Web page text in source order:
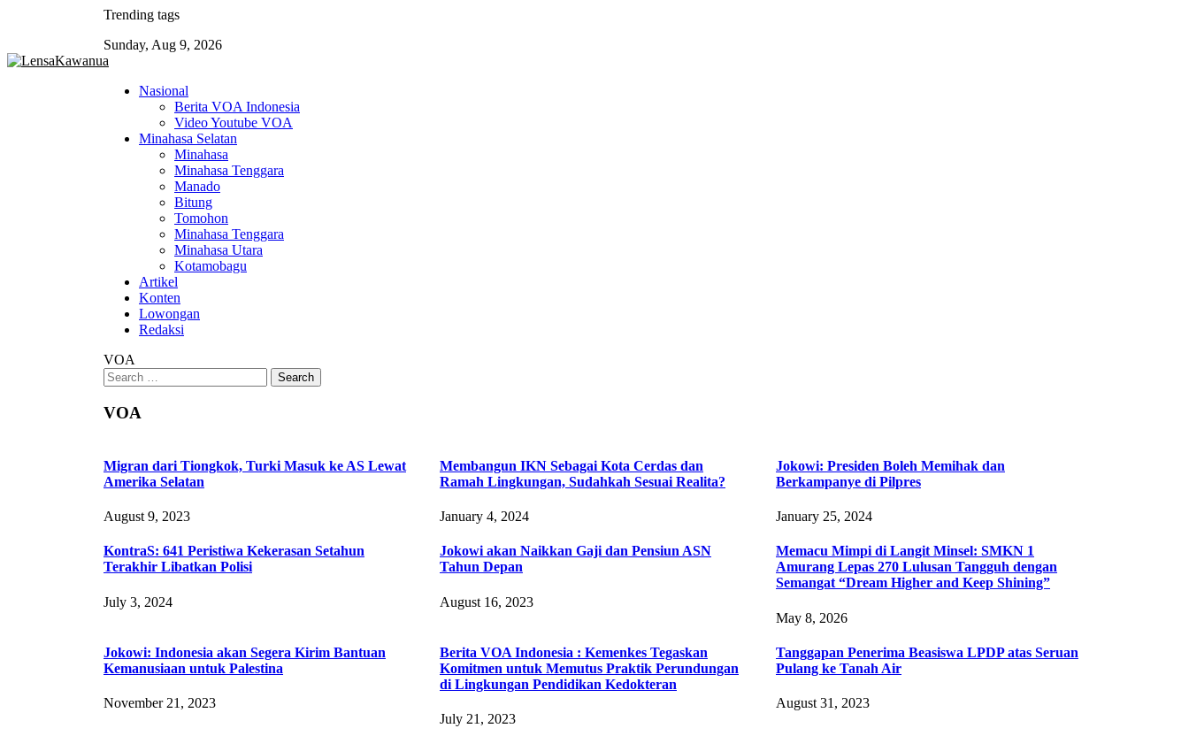
Trending tags
Sunday, Aug 9, 2026
Nasional
Berita VOA Indonesia
Video Youtube VOA
Minahasa Selatan
Minahasa
Minahasa Tenggara
Manado
Bitung
Tomohon
Minahasa Tenggara
Minahasa Utara
Kotamobagu
Artikel
Konten
Lowongan
Redaksi
VOA
Search
for:
VOA
Migran dari Tiongkok, Turki Masuk ke AS Lewat
Amerika Selatan
August 9, 2023
Membangun IKN Sebagai Kota Cerdas dan
Ramah Lingkungan, Sudahkah Sesuai Realita?
January 4, 2024
Jokowi: Presiden Boleh Memihak dan
Berkampanye di Pilpres
January 25, 2024
KontraS: 641 Peristiwa Kekerasan Setahun
Terakhir Libatkan Polisi
July 3, 2024
Jokowi akan Naikkan Gaji dan Pensiun ASN
Tahun Depan
August 16, 2023
Memacu Mimpi di Langit Minsel: SMKN 1
Amurang Lepas 270 Lulusan Tangguh dengan
Semangat “Dream Higher and Keep Shining”
May 8, 2026
Jokowi: Indonesia akan Segera Kirim Bantuan
Kemanusiaan untuk Palestina
November 21, 2023
Berita VOA Indonesia : Kemenkes Tegaskan
Komitmen untuk Memutus Praktik Perundungan
di Lingkungan Pendidikan Kedokteran
July 21, 2023
Tanggapan Penerima Beasiswa LPDP atas Seruan
Pulang ke Tanah Air
August 31, 2023